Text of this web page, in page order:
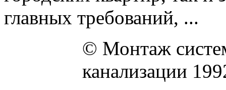
главных требований, ...
© Монтаж
канализации